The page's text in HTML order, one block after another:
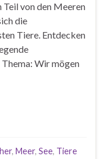
Teil von den Meeren
die
Tiere. Entdecken
Wir mögen
, Meer, See, Tiere